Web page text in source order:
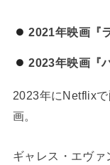
2021年映画『
2023年映画『
2023年にNetflix
画。
ギャレス・エヴァ